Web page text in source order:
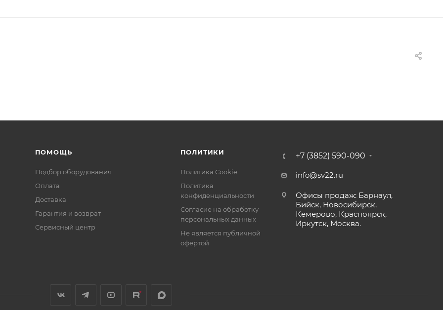
ПОМОЩЬ
Подбор оборудования
Оплата
Доставка
Гарантия и возврат
Сервисный центр
ПОЛИТИКИ
Политика Cookie
Политика
конфиденциальности
Согласие на обработку
персональных данных
Не является публичной
офертой
+7 (3852) 590-090
info@sv22.ru
Офисы продаж: Барнаул,
Бийск, Новосибирск,
Кемерово, Красноярск,
Иркутск, Москва.